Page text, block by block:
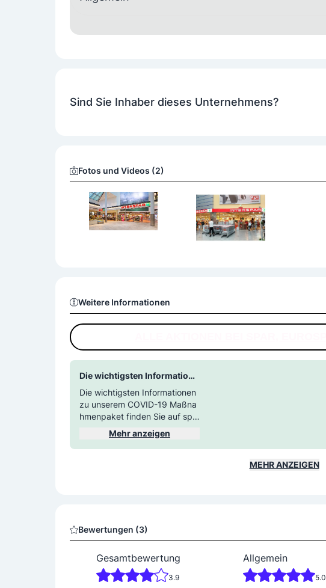
Sind Sie Inhaber dieses Unternehmens?
Fotos und Videos (2)
Weitere Informationen
Die wichtigsten Informatione
n zu unserem COVID-19 Maß
nahmenpaket finden Sie auf
spar.at unter Cornonavirus F
Die wichtigsten Informationen
zu unserem COVID-19 Maßna
hmenpaket finden Sie auf spa
r.at unter Cornonavirus FAQs.
Mehr anzeigen
MEHR ANZEIGEN
Bewertungen (3)
Gesamtbewertung
3.9
Allgemein
5.0